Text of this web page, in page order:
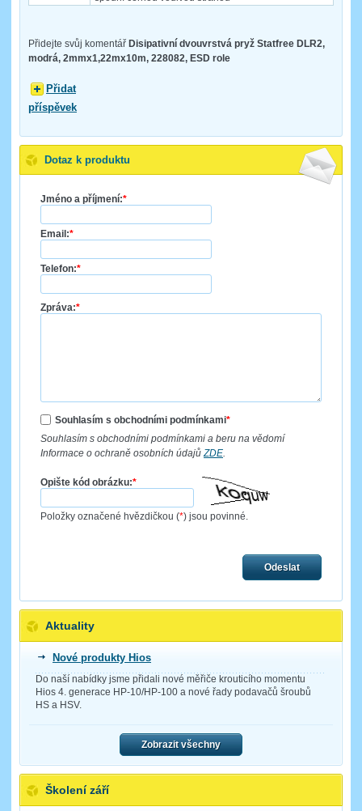
Přidejte svůj komentář Disipativní dvouvrstvá pryž Statfree DLR2,
modrá, 2mmx1,22mx10m, 228082, ESD role
Přidat
příspěvek
Dotaz k produktu
Jméno a příjmení:*
Email:*
Telefon:*
Zpráva:*
Souhlasím s obchodními podmínkami*
Souhlasím s obchodními podmínkami a beru na vědomí
Informace o ochraně osobních údajůZDE.
Opište kód obrázku:*
Položky označené hvězdičkou (*) jsou povinné.
Odeslat
Aktuality
Nové produkty Hios
Do naší nabídky jsme přidali nové měřiče krouticího momentu
Hios 4. generace HP-10/HP-100 a nové řady podavačů šroubů
HS a HSV.
Zobrazit všechny
Školení září